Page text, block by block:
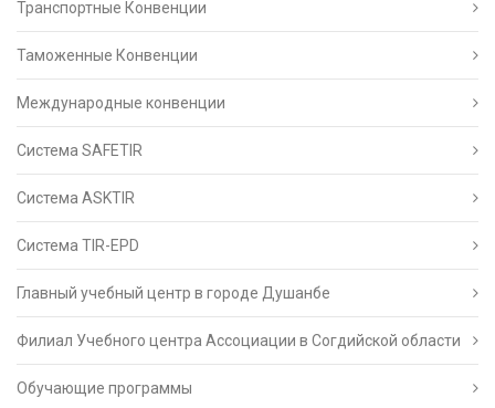
Транспортные Конвенции
Таможенные Конвенции
Международные конвенции
Система SAFETIR
Система ASKTIR
Система TIR-EPD
Главный учебный центр в городе Душанбе
Филиал Учебного центра Ассоциации в Согдийской области
Обучающие программы